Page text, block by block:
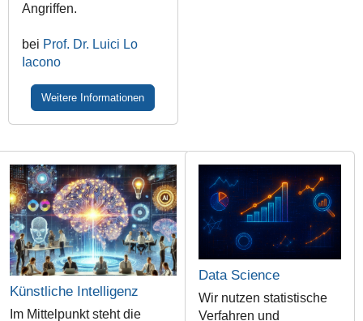
Angriffen.
bei Prof. Dr. Luici Lo
Iacono
Weitere Informationen
Künstliche Intelligenz
Im Mittelpunkt steht die
Data Science
Wir nutzen statistische
Verfahren und